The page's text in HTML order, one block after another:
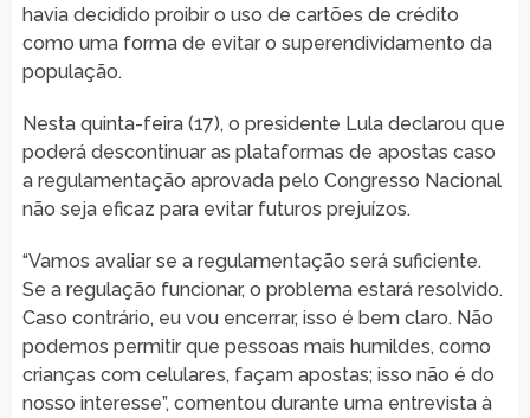
havia decidido proibir o uso de cartões de crédito
como uma forma de evitar o superendividamento da
população.
Nesta quinta-feira (17), o presidente Lula declarou que
poderá descontinuar as plataformas de apostas caso
a regulamentação aprovada pelo Congresso Nacional
não seja eficaz para evitar futuros prejuízos.
“Vamos avaliar se a regulamentação será suficiente.
Se a regulação funcionar, o problema estará resolvido.
Caso contrário, eu vou encerrar, isso é bem claro. Não
podemos permitir que pessoas mais humildes, como
crianças com celulares, façam apostas; isso não é do
nosso interesse”, comentou durante uma entrevista à